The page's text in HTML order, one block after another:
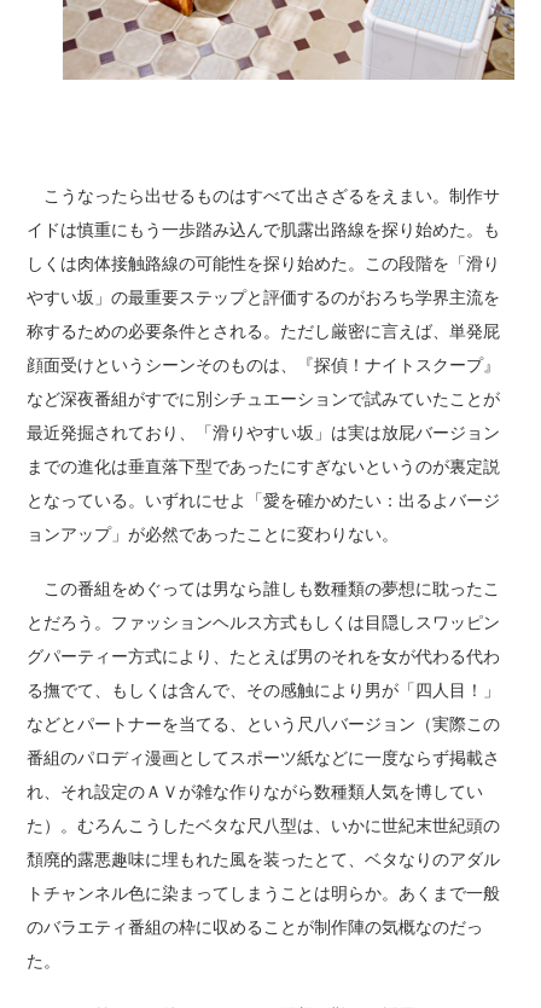
こうなったら出せるものはすべて出さざるをえまい。制作サ
イドは慎重にもう一歩踏み込んで肌露出路線を探り始めた。も
しくは肉体接触路線の可能性を探り始めた。この段階を「滑り
やすい坂」の最重要ステップと評価するのがおろち学界主流を
称するための必要条件とされる。ただし厳密に言えば、単発屁
顔面受けというシーンそのものは、『探偵！ナイトスクープ』
など深夜番組がすでに別シチュエーションで試みていたことが
最近発掘されており、「滑りやすい坂」は実は放屁バージョン
までの進化は垂直落下型であったにすぎないというのが裏定説
となっている。いずれにせよ「愛を確かめたい：出るよバージ
ョンアップ」が必然であったことに変わりない。
この番組をめぐっては男なら誰しも数種類の夢想に耽ったこ
とだろう。ファッションヘルス方式もしくは目隠しスワッピン
グパーティー方式により、たとえば男のそれを女が代わる代わ
る撫でて、もしくは含んで、その感触により男が「四人目！」
などとパートナーを当てる、という尺八バージョン（実際この
番組のパロディ漫画としてスポーツ紙などに一度ならず掲載さ
れ、それ設定のＡＶが雑な作りながら数種類人気を博してい
た）。むろんこうしたベタな尺八型は、いかに世紀末世紀頭の
頽廃的露悪趣味に埋もれた風を装ったとて、ベタなりのアダル
トチャンネル色に染まってしまうことは明らか。あくまで一般
のバラエティ番組の枠に収めることが制作陣の気概なのだっ
た。